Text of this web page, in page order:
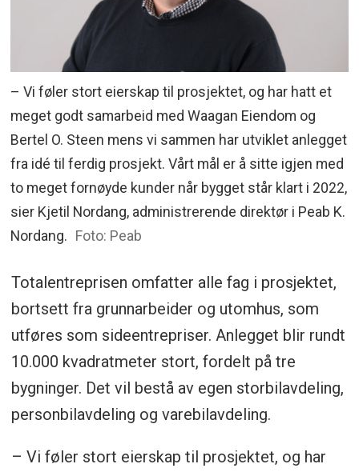
– Vi føler stort eierskap til prosjektet, og har hatt et
meget godt samarbeid med Waagan Eiendom og
Bertel O. Steen mens vi sammen har utviklet anlegget
fra idé til ferdig prosjekt. Vårt mål er å sitte igjen med
to meget fornøyde kunder når bygget står klart i 2022,
sier Kjetil Nordang, administrerende direktør i Peab K.
Nordang. Foto: Peab
Totalentreprisen omfatter alle fag i prosjektet,
bortsett fra grunnarbeider og utomhus, som
utføres som sideentrepriser. Anlegget blir rundt
10.000 kvadratmeter stort, fordelt på tre
bygninger. Det vil bestå av egen storbilavdeling,
personbilavdeling og varebilavdeling.
– Vi føler stort eierskap til prosjektet, og har